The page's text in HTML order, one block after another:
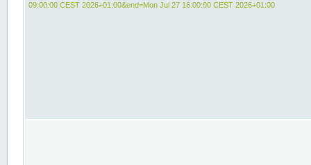
09:00:00 CEST 2026+01:00&end=Mon Jul 27 16:00:00 CEST 2026+01:00